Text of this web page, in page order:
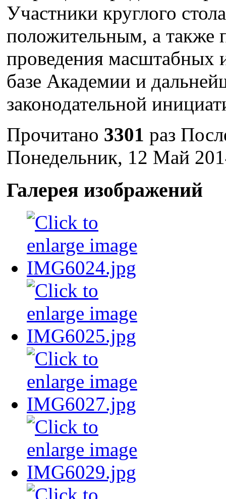
Участники круглого
положительным, а также
проведения масштабных
базе Академии и
законодательной
Прочитано 3301 раз
Понедельник, 12 Май
Галерея изображений